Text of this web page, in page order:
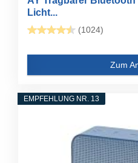
Licht...
(1024)
Zum
EMPFEHLUNG NR. 13